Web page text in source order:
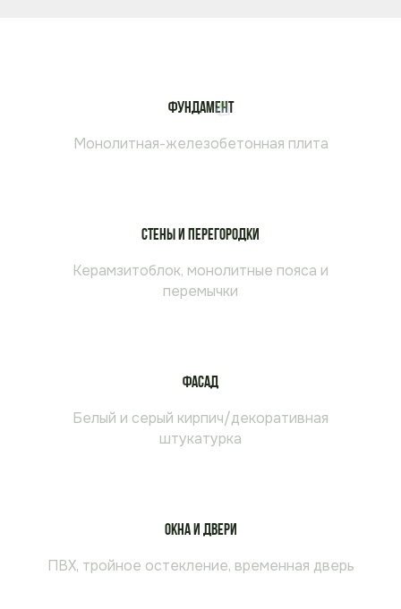
Фундамент
Монолитная-железобетонная плита
Стены и перегородки
Керамзитоблок, монолитные пояса и
перемычки
Фасад
Белый и серый кирпич/декоративная
штукатурка
Окна и двери
ПВХ, тройное остекление, временная дверь